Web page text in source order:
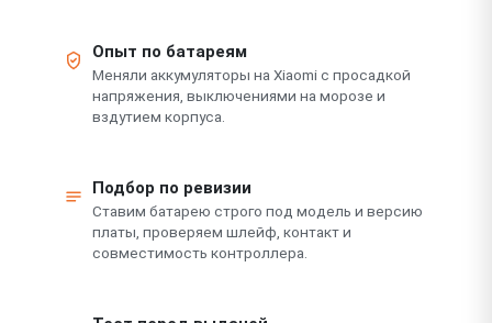
Опыт по батареям
Меняли аккумуляторы на Xiaomi с просадкой
напряжения, выключениями на морозе и
вздутием корпуса.
Подбор по ревизии
Ставим батарею строго под модель и версию
платы, проверяем шлейф, контакт и
совместимость контроллера.